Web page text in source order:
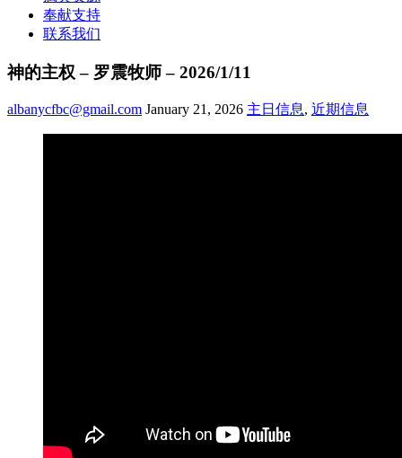
奉献支持
联系我们
神的主权 – 罗震牧师 – 2026/1/11
albanycfbc@gmail.com January 21, 2026 主日信息, 近期信息